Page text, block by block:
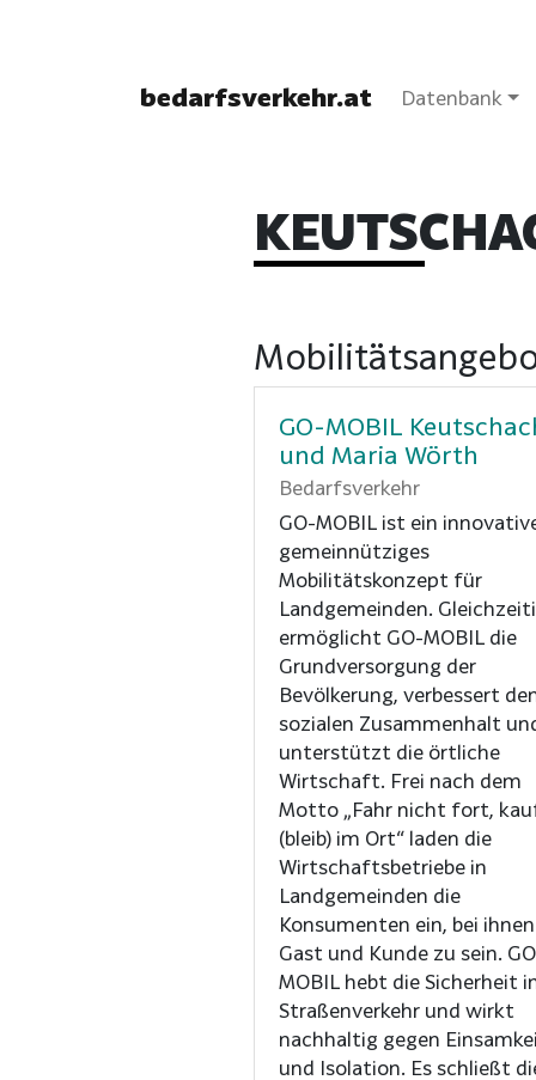
bedarfsverkehr.at Datenbank
GO-MOBIL
und Maria Wörth
Bedarfsverkehr
GO-MOBIL ist ein
gemeinnütziges
Mobilitätskonzept für
Landgemeinden.
ermöglicht GO-MOBIL die
Grundversorgung der
Bevölkerung, verbessert
sozialen Zusammenhalt
unterstützt die örtliche
Wirtschaft. Frei nach dem
Motto „Fahr nicht fort,
(bleib) im Ort“ laden die
Wirtschaftsbetriebe in
Landgemeinden die
Konsumenten ein, bei ihnen
Gast und Kunde zu sein.
MOBIL hebt die Sicherheit
Straßenverkehr und wirkt
nachhaltig gegen
und Isolation. Es schließt